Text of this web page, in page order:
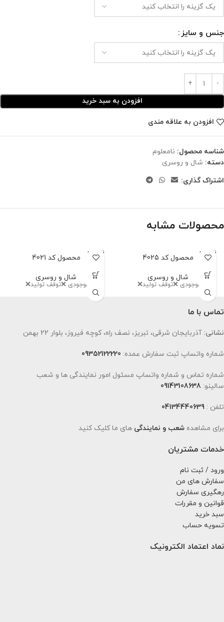
جنس و سایز
افزودن به سبد خرید
افزودن به علاقه مندی
شناسه محصول: نامعلوم
دسته: شال و روسری
اشتراک گذاری:
محصولات مشابه
ناموجود
محصول کد 4025
شال و روسری
اتمام‌ موجودی ❌توقف تولید❌
ناموجود
محصول کد 4021
شال و روسری
اتمام موجودی ❌توقف تولید❌
تماس با ما
نشانی: آذربایجان شرقی، تبریز، نصف راه، کوچه فیروز، بلوار 22 بهمن
شماره واتساپ ثبت سفارش عمده: 09352122220
شماره تماس و شماره واتساپ مسئول امور نمایندگی ها و شعب
سالینو: 09143108638
تلفن : 04134440639
برای مشاهده شعب و نمایندگی های ما کلیک کنید
خدمات مشتریان
ورود / ثبت نام
سفارش های من
رهگیری سفارش
قوانین و مقررات
سبد خرید
تسویه حساب
نماد اعتماد الکترونیک